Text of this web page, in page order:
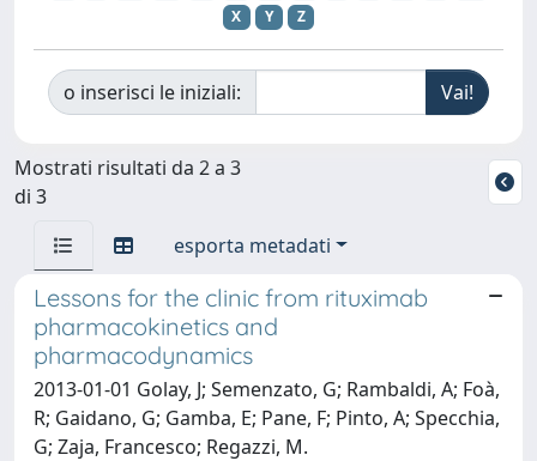
X
Y Z
o inserisci le iniziali:
Mostrati risultati da 2 a 3
di 3
esporta metadati
Lessons for the clinic from rituximab
pharmacokinetics and
pharmacodynamics
2013-01-01 Golay, J; Semenzato, G; Rambaldi, A; Foà,
R; Gaidano, G; Gamba, E; Pane, F; Pinto, A; Specchia,
G; Zaja, Francesco; Regazzi, M.